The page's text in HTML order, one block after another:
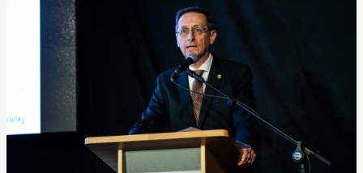
bizonytalanságban,
magasabb
hozamkörnyezetre